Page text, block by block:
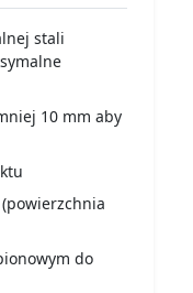
stali
10 mm aby
do